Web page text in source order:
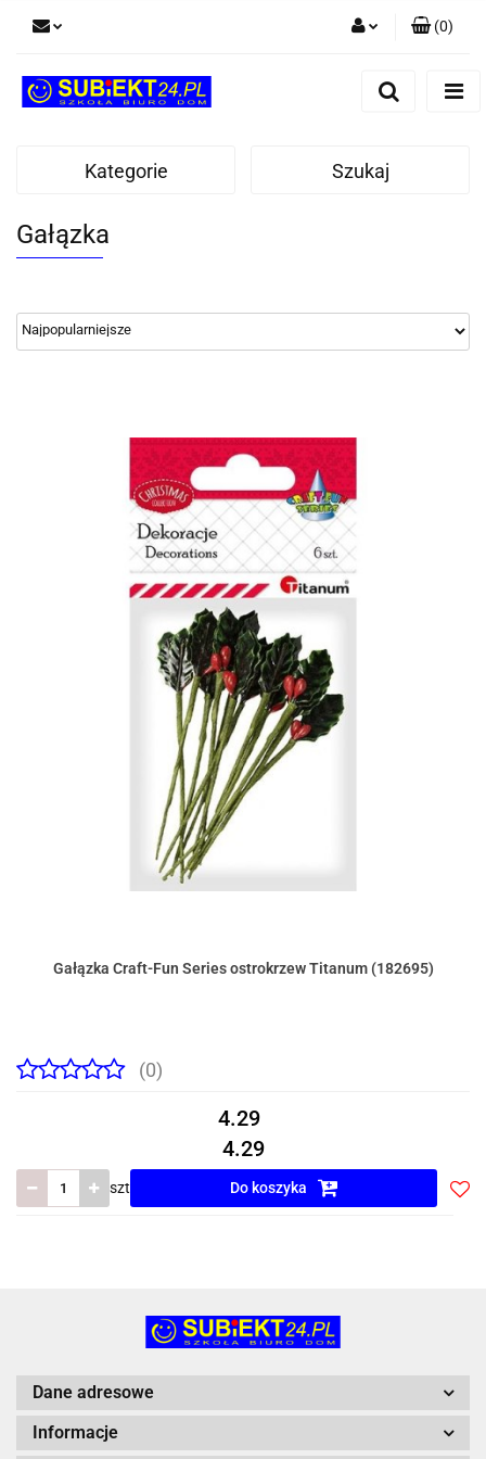
(0)
Kategorie Szukaj
Gałązka
Gałązka Craft-Fun Series ostrokrzew Titanum (182695)
(0)
4.29
4.29
szt Do koszyka
Dane adresowe
Informacje